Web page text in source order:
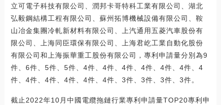
立可電子科技有限公司、潤邦卡哥特科工業有限公司、湖北
弘毅鋼結構工程有限公司、蘇州拓博機械設備有限公司、鞍
山冶金集團冷軋新材料有限公司、上汽通用五菱汽車股份有
限公司、上海同臣環保有限公司、上海君屹工業自動化股份
有限公司和上海振華重工股份有限公司，專利申請量分別為9
件、6件、5件、5件、4件、4件、4件、4件、4件、4件、4
件、4件、4件、4件、4件、4件、3件、3件、3件、3件。
截止2022年10月中國電纜拖鏈行業專利申請量TOP20專利申